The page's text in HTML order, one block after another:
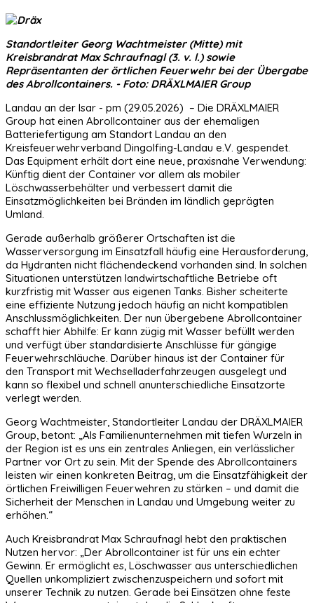
Standortleiter Georg Wachtmeister (Mitte) mit
Kreisbrandrat Max Schraufnagl (3. v. l.) sowie
Repräsentanten der örtlichen Feuerwehr bei der Übergabe
des Abrollcontainers. - Foto: DRÄXLMAIER Group
Landau an der Isar - pm (29.05.2026) – Die DRÄXLMAIER
Group hat einen Abrollcontainer aus der ehemaligen
Batteriefertigung am Standort Landau an den
Kreisfeuerwehrverband Dingolfing-Landau e.V. gespendet.
Das Equipment erhält dort eine neue, praxisnahe Verwendung:
Künftig dient der Container vor allem als mobiler
Löschwasserbehälter und verbessert damit die
Einsatzmöglichkeiten bei Bränden im ländlich geprägten
Umland.
Gerade außerhalb größerer Ortschaften ist die
Wasserversorgung im Einsatzfall häufig eine Herausforderung,
da Hydranten nicht flächendeckend vorhanden sind. In solchen
Situationen unterstützen landwirtschaftliche Betriebe oft
kurzfristig mit Wasser aus eigenen Tanks. Bisher scheiterte
eine effiziente Nutzung jedoch häufig an nicht kompatiblen
Anschlussmöglichkeiten. Der nun übergebene Abrollcontainer
schafft hier Abhilfe: Er kann zügig mit Wasser befüllt werden
und verfügt über standardisierte Anschlüsse für gängige
Feuerwehrschläuche. Darüber hinaus ist der Container für
den Transport mit Wechselladerfahrzeugen ausgelegt und
kann so flexibel und schnell anunterschiedliche Einsatzorte
verlegt werden.
Georg Wachtmeister, Standortleiter Landau der DRÄXLMAIER
Group, betont: „Als Familienunternehmen mit tiefen Wurzeln in
der Region ist es uns ein zentrales Anliegen, ein verlässlicher
Partner vor Ort zu sein. Mit der Spende des Abrollcontainers
leisten wir einen konkreten Beitrag, um die Einsatzfähigkeit der
örtlichen Freiwilligen Feuerwehren zu stärken – und damit die
Sicherheit der Menschen in Landau und Umgebung weiter zu
erhöhen.“
Auch Kreisbrandrat Max Schraufnagl hebt den praktischen
Nutzen hervor: „Der Abrollcontainer ist für uns ein echter
Gewinn. Er ermöglicht es, Löschwasser aus unterschiedlichen
Quellen unkompliziert zwischenzuspeichern und sofort mit
unserer Technik zu nutzen. Gerade bei Einsätzen ohne feste